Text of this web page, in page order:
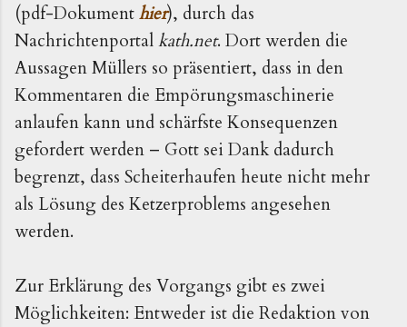
(pdf-Dokumenthier), durch das
Nachrichtenportalkath.net. Dort werden die
Aussagen Müllers so präsentiert, dass in den
Kommentaren die Empörungsmaschinerie
anlaufen kann und schärfste Konsequenzen
gefordert werden – Gott sei Dank dadurch
begrenzt, dass Scheiterhaufen heute nicht mehr
als Lösung des Ketzerproblems angesehen
werden.
Zur Erklärung des Vorgangs gibt es zwei
Möglichkeiten: Entweder ist die Redaktion von